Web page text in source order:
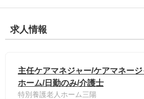
求人情報
主任ケアマネジャー/ケアマネー
ホーム/日勤のみ/介護士
特別養護老人ホーム三陽